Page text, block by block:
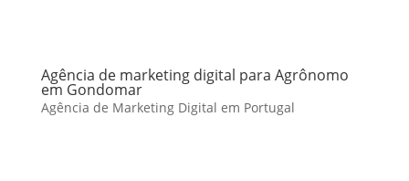
Agência de marketing digital para Agrônomo
em Gondomar
Agência de Marketing Digital em Portugal